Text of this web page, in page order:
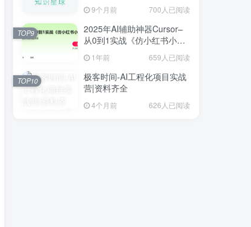
9个月前 700人已阅读
2025年AI辅助神器Cursor–
从0到1实战《仿小红书小程
序》1年前 659人已阅读
TOP9
极客时间-AI工程化项目实战
营|资料齐全
4个月前 626人已阅读
TOP10